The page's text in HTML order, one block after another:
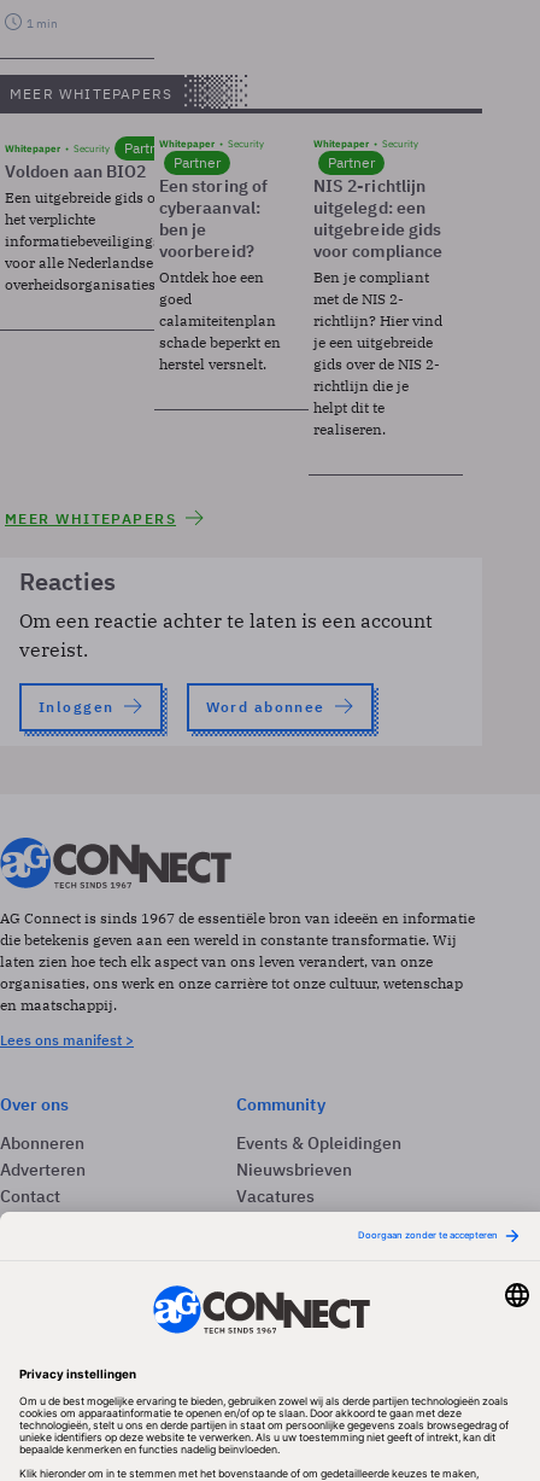
1 min
MEER WHITEPAPERS
Whitepaper Security Partner
Voldoen aan BIO2
Een uitgebreide gids over BIO2,
het verplichte
informatiebeveiligingsframework
voor alle Nederlandse
overheidsorganisaties.
Whitepaper Security
Partner
Een storing of
cyberaanval:
ben je
voorbereid?
Ontdek hoe een
goed
calamiteitenplan
schade beperkt en
herstel versnelt.
Whitepaper Security
Partner
NIS 2-richtlijn
uitgelegd: een
uitgebreide gids
voor compliance
Ben je compliant
met de NIS 2-
richtlijn? Hier vind
je een uitgebreide
gids over de NIS 2-
richtlijn die je
helpt dit te
realiseren.
MEER WHITEPAPERS
Reacties
Om een reactie achter te laten is een account
vereist.
Inloggen Word abonnee
AG Connect is sinds 1967 de essentiële bron van ideeën en informatie
die betekenis geven aan een wereld in constante transformatie. Wij
laten zien hoe tech elk aspect van ons leven verandert, van onze
organisaties, ons werk en onze carrière tot onze cultuur, wetenschap
en maatschappij.
Lees ons manifest >
Over ons
Abonneren
Adverteren
Contact
Colofon
Community
Events & Opleidingen
Nieuwsbrieven
Vacatures
Redactionele partner